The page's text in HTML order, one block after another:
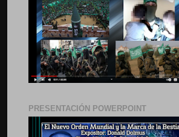
PRESENTACIÓN POWERPOINT